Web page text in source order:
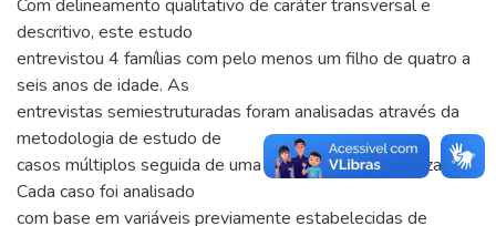
Com delineamento qualitativo de caráter transversal e
descritivo, este estudo
entrevistou 4 famílias com pelo menos um filho de quatro a
seis anos de idade. As
entrevistas semiestruturadas foram analisadas através da
metodologia de estudo de
casos múltiplos seguida de uma síntese de dados cruzados.
Cada caso foi analisado
com base em variáveis previamente estabelecidas de